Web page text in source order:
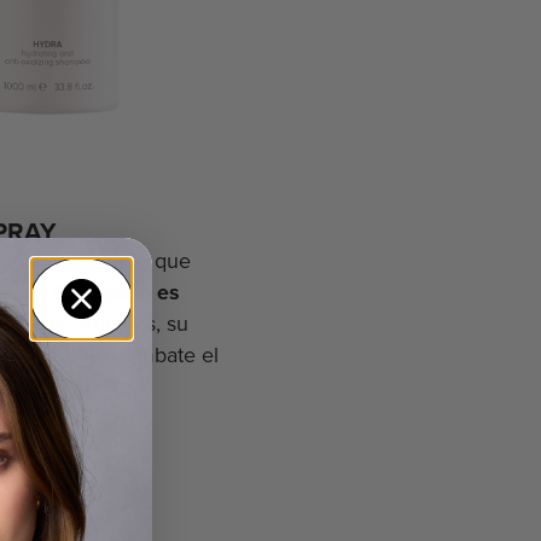
un tratamiento que
Este paso es
Además, su
también combate el
más suave y